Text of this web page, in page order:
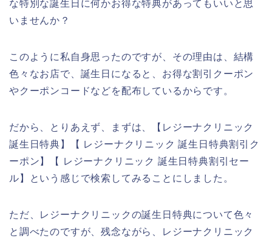
な特別な誕生日に何かお得な特典があってもいいと思
いませんか？
このように私自身思ったのですが、その理由は、結構
色々なお店で、誕生日になると、お得な割引クーポン
やクーポンコードなどを配布しているからです。
だから、とりあえず、まずは、【レジーナクリニック
誕生日特典】【 レジーナクリニック 誕生日特典割引ク
ーポン】【 レジーナクリニック 誕生日特典割引セー
ル】という感じで検索してみることにしました。
ただ、レジーナクリニックの誕生日特典について色々
と調べたのですが、残念ながら、レジーナクリニック